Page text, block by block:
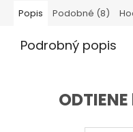
Popis Podobné (8)
Podrobný popis